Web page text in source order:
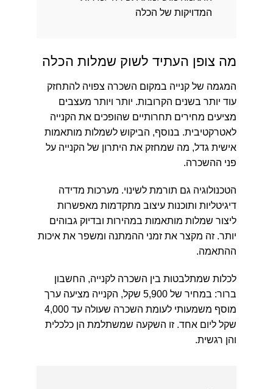
המדויקות של הכלה
מה צופן העתיד לשוק שמלות הכלה
המגמה של קנייה במקום השכרה צפויה להתחזק
עוד יותר בשנים הקרובות. יותר ויותר מעצבים
מציעים מחירים תחרותיים שהופכים את הקנייה
לאטרקטיבית. בנוסף, הביקוש לשמלות מותאמות
אישית גדל, מה שמחזק את היתרון של הקנייה על
פני ההשכרה.
הטכנולוגיה גם תורמת לשינוי. מערכות מדידה
דיגיטליות ותוכנות עיצוב מתקדמות מאפשרות
ליצור שמלות מותאמות במהירות ובדיוק גבוהים
יותר. זה מקצר את זמני ההמתנה ומשפר את איכות
ההתאמה.
לכלות שמתלבטות בין השכרה לקנייה, החשבון
ברור: במחיר של 5,900 שקל, הקנייה מציעה ערך
מוסף משמעותי לעומת השכרה שעולה עד 4,000
שקל ליום אחד. זו השקעה שמשתלמת הן כלכלית
והן רגשית.